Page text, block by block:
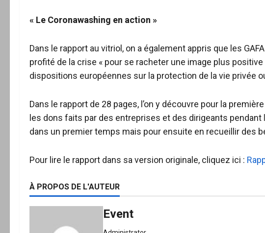
« Le Coronawashing en action »
Dans le rapport au vitriol, on a également appris que les
profité de la crise « pour se racheter une image plus
dispositions européennes sur la protection de la vie privée
Dans le rapport de 28 pages, l’on y découvre pour la
les dons faits par des entreprises et des dirigeants
dans un premier temps mais pour ensuite en recueillir des
Pour lire le rapport dans sa version originale, cliquez ici :
À PROPOS DE L'AUTEUR
Event